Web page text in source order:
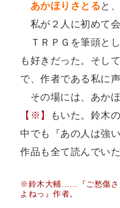
あかほりさとると、
私が２人に初めて会
ＴＲＰＧを筆頭と
も好きだった。そし
で、作者である私に
その場には、あか
【※】
もいた。鈴木
中でも『あの人は強
作品も全て読んでいた
※鈴木大輔……『ご愁傷さ
よねっ』作者。